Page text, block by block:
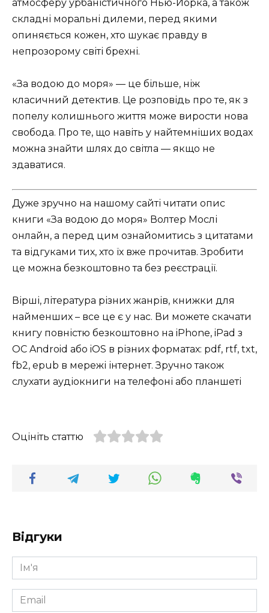
атмосферу урбаністичного Нью-Йорка, а також
складні моральні дилеми, перед якими
опиняється кожен, хто шукає правду в
непрозорому світі брехні.
«За водою до моря» — це більше, ніж
класичний детектив. Це розповідь про те, як з
попелу колишнього життя може вирости нова
свобода. Про те, що навіть у найтемніших водах
можна знайти шлях до світла — якщо не
здаватися.
Дуже зручно на нашому сайті читати опис
книги «За водою до моря» Волтер Мослі
онлайн, а перед цим ознайомитись з цитатами
та відгуками тих, хто їх вже прочитав. Зробити
це можна безкоштовно та без реєстрації.
Вірші, література різних жанрів, книжки для
найменших – все це є у нас. Ви можете скачати
книгу повністю безкоштовно на iPhone, iPad з
ОС Android або iOS в різних форматах: pdf, rtf, txt,
fb2, epub в мережі інтернет. Зручно також
слухати аудіокниги на телефоні або планшеті
Оцініть статтю
Відгуки
Ім'я
*
Email
*